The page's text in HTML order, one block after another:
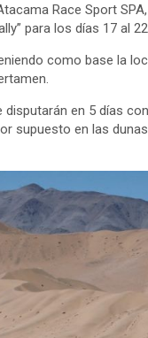
Race Sport
para los días 17 al
como base la
en 5 días
supuesto en las